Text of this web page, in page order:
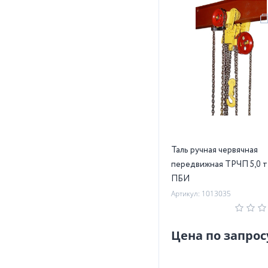
Таль ручная червячная
передвижная ТРЧП 5,0
ПБИ
Артикул: 1013035
Цена по